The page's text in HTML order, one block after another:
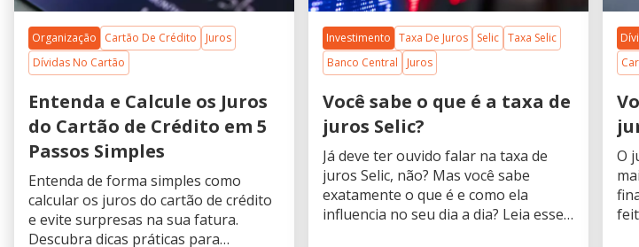
Organização Cartão De Crédito
Juros
Dívidas No Cartão
Entenda e Calcule os Juros
do Cartão de Crédito em 5
Passos Simples
Entenda de forma simples como
calcular os juros do cartão de crédito
e evite surpresas na sua fatura.
Descubra dicas práticas para
Investimento Taxa De Juros Selic Taxa Selic
Banco Central
Juros
Você sabe o que é a taxa de
juros Selic?
Já deve ter ouvido falar na taxa de
juros Selic, não? Mas você sabe
exatamente o que é e como ela
influencia no seu dia a dia? Leia esse
O